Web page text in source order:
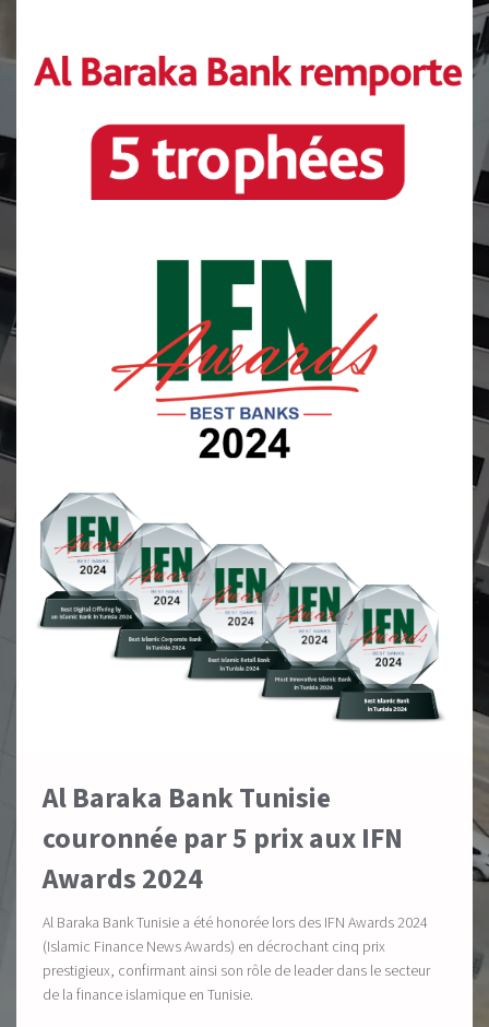
Al Baraka Bank Tunisie
couronnée par 5 prix aux IFN
Awards 2024
Al Baraka Bank Tunisie a été honorée lors des IFN Awards 2024
(Islamic Finance News Awards) en décrochant cinq prix
prestigieux, confirmant ainsi son rôle de leader dans le secteur
de la finance islamique en Tunisie.